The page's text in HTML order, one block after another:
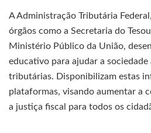
A Administração Tributária
órgãos como a Secretaria do
Ministério Público da União,
educativo para ajudar a
tributárias. Disponibilizam estas
plataformas, visando aumentar a
a justiça fiscal para todos os